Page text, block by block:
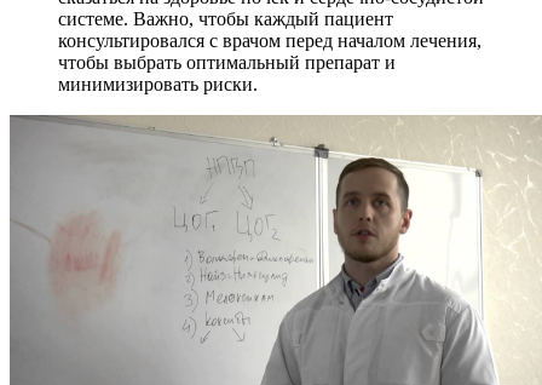
системе. Важно, чтобы каждый пациент
консультировался с врачом перед началом лечения,
чтобы выбрать оптимальный препарат и
минимизировать риски.